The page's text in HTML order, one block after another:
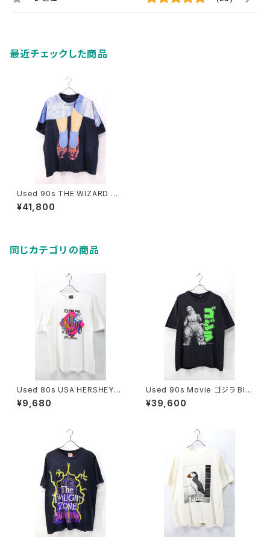
最近チェックした商品
Used 90s THE WIZARD OF
OZ DOROTHY Legs T-Shir
t Size XL 相当 古着
¥41,800
同じカテゴリの商品
Used 80s USA HERSHEYS
EXERCISE Your Good Tast
e Chocolate Graphic T-Shi
¥9,680
Used 90s Movie ゴジラ Bla
ck Both Graphic T-Shirt Siz
e XL 相当 古着
¥39,600